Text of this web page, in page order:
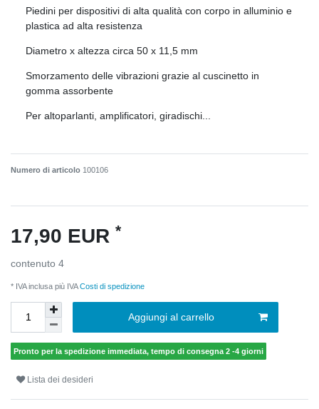
Piedini per dispositivi di alta qualità con corpo in alluminio e
plastica ad alta resistenza
Diametro x altezza circa 50 x 11,5 mm
Smorzamento delle vibrazioni grazie al cuscinetto in
gomma assorbente
Per altoparlanti, amplificatori, giradischi...
Numero di articolo 100106
17,90 EUR *
contenuto 4
* IVA inclusa più IVACosti di spedizione
Aggiungi al carrello
Pronto per la spedizione immediata, tempo di consegna 2 -4 giorni
Lista dei desideri